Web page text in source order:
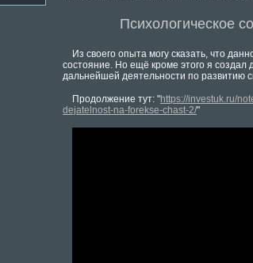
Психологическое
Из своего опыта могу сказать, что
состояние. Но ещё кроме этого я создал
дальнейшей деятельности по развитию
Продолжение тут: "https://investuk.ru/
dejatelnost-na-forekse-chast-2/"